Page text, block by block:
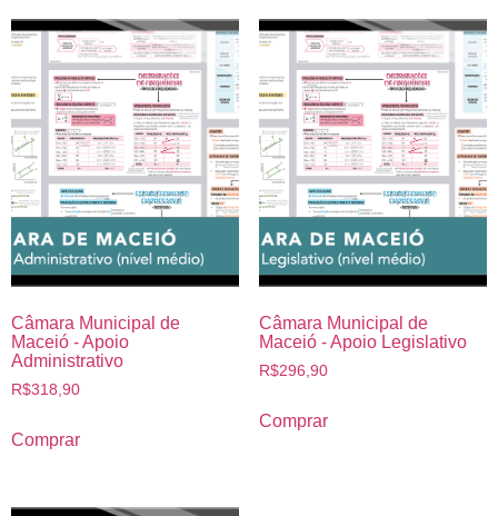
Câmara Municipal de
Maceió - Apoio
Administrativo
R$318,90
Comprar
Câmara Municipal de
Maceió - Apoio Legislativo
R$296,90
Comprar